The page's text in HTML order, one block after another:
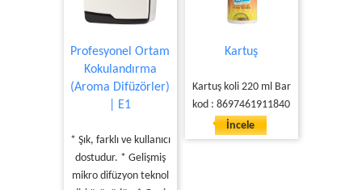
Profesyonel Ortam
Kokulandırma
(Aroma Difüzörler)
| E1
* Şık, farklı ve kullanıcı
dostudur. * Gelişmiş
mikro difüzyon teknol
Kartuş
Kartuş koli 220 ml Bar
kod : 8697461911840
İncele